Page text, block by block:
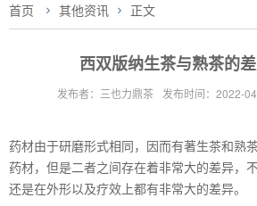
首页 其他资讯 正文
西双版纳生茶与熟茶的
发布者：三也力鼎茶 发布时间：2022-
药材由于研磨形式相同，因而有著生茶和熟
药材，但是二者之间存在着非常大的差异，
还是在外形以及疗效上都有非常大的差异。